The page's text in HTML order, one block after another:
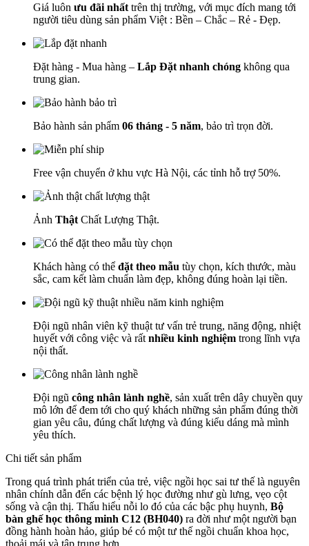
Giá luôn ưu đãi nhất trên thị trường, với mục đích mang tới
người tiêu dùng sản phẩm Việt : Bền – Chắc – Rẻ - Đẹp.
Đặt hàng - Mua hàng – Lắp Đặt nhanh chóng không qua
trung gian.
Bảo hành sản phẩm 06 tháng - 5 năm, bảo trì trọn đời.
Free vận chuyển ở khu vực Hà Nội, các tỉnh hỗ trợ 50%.
Ảnh Thật Chất Lượng Thật.
Khách hàng có thể đặt theo mẫu tùy chọn, kích thước, màu
sắc, cam kết làm chuẩn làm đẹp, không đúng hoàn lại tiền.
Đội ngũ nhân viên kỹ thuật tư vấn trẻ trung, năng động, nhiệt
huyết với công việc và rất nhiều kinh nghiệm trong lĩnh vựa
nội thất.
Đội ngũ công nhân lành nghề, sản xuất trên dây chuyền quy
mô lớn để đem tới cho quý khách những sản phẩm đúng thời
gian yêu câu, đúng chất lượng và đúng kiểu dáng mà mình
yêu thích.
Chi tiết sản phẩm
Trong quá trình phát triển của trẻ, việc ngồi học sai tư thế là nguyên
nhân chính dẫn đến các bệnh lý học đường như gù lưng, vẹo cột
sống và cận thị. Thấu hiểu nỗi lo đó của các bậc phụ huynh, Bộ
bàn ghế học thông minh C12 (BH040) ra đời như một người bạn
đồng hành hoàn hảo, giúp bé có một tư thế ngồi chuẩn khoa học,
thoải mái và tập trung hơn.